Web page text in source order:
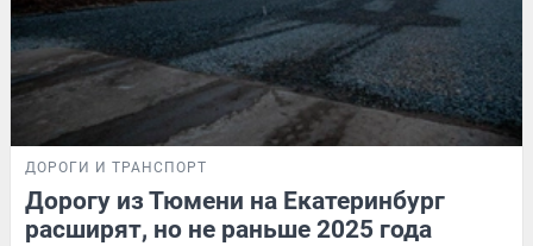
ДОРОГИ И ТРАНСПОРТ
Дорогу из Тюмени на Екатеринбург
расширят, но не раньше 2025 года